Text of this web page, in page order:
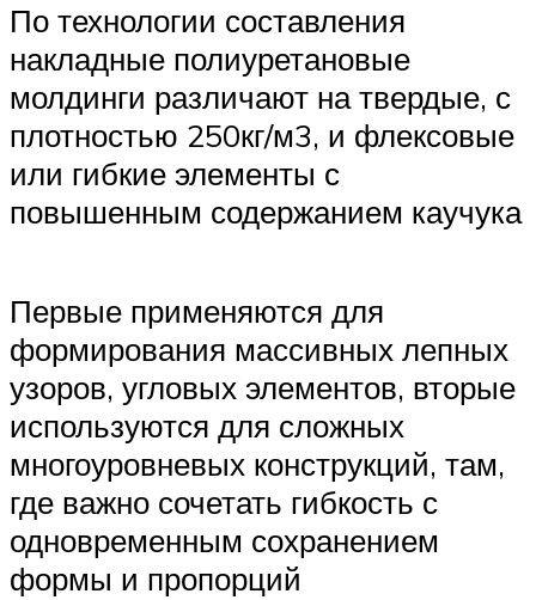
По технологии составления
накладные полиуретановые
молдинги различают на твердые, с
плотностью 250кг/м3, и флексовые
или гибкие элементы с
повышенным содержанием каучука
Первые применяются для
формирования массивных лепных
узоров, угловых элементов, вторые
используются для сложных
многоуровневых конструкций, там,
где важно сочетать гибкость с
одновременным сохранением
формы и пропорций